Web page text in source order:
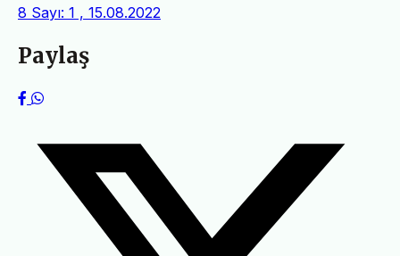
8 Sayı: 1 , 15.08.2022
Paylaş